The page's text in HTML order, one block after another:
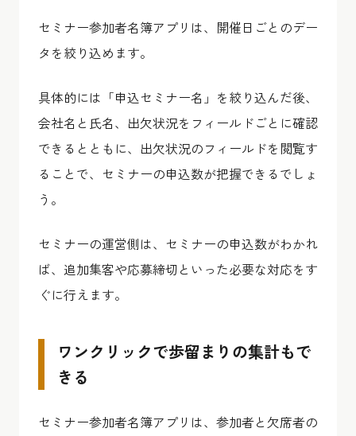
セミナー参加者名簿アプリは、開催日ごとのデー
タを絞り込めます。
具体的には「申込セミナー名」を絞り込んだ後、
会社名と氏名、出欠状況をフィールドごとに確認
できるとともに、出欠状況のフィールドを閲覧す
ることで、セミナーの申込数が把握できるでしょ
う。
セミナーの運営側は、セミナーの申込数がわかれ
ば、追加集客や応募締切といった必要な対応をす
ぐに行えます。
ワンクリックで歩留まりの集計もで
きる
セミナー参加者名簿アプリは、参加者と欠席者の